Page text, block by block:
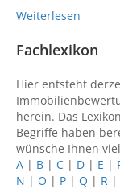
Weiterlesen
Fachlexikon
Hier entsteht
herein. Das
Begriffe haben
wünsche Ihnen
A | B | C | D | E |
N | O | P | Q | R |